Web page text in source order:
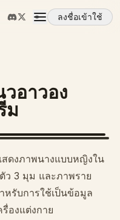
ลงชื่อเข้าใช้
อาวอง
ม
ดงภาพนางแบบหญิงใน
ว 3 มุม และภาพราย
หรับการใช้เป็นข้อมูล
องแต่งกาย